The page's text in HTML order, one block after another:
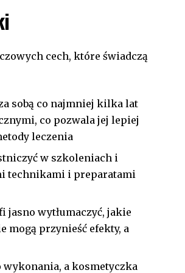
cech, które świadczą
sobą co najmniej kilka lat
co pozwala jej lepiej
leczenia
w szkoleniach i
technikami i preparatami
wytłumaczyć, jakie
mogą przynieść efekty, a
a kosmetyczka